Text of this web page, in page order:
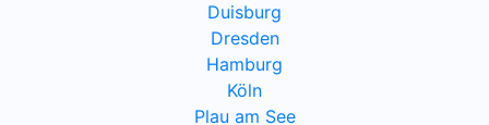
Duisburg
Dresden
Hamburg
Köln
Plau am See